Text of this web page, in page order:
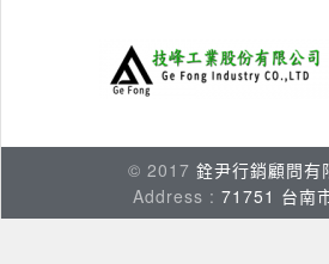
© 2017 銓尹行銷顧問有
Address : 71751 台南